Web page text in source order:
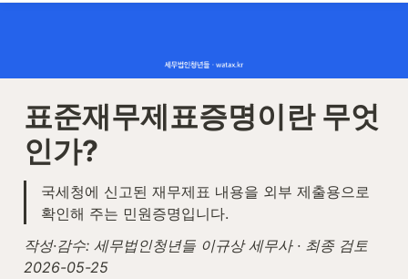
표준재무제표증명이란 무엇
인가?
국세청에 신고된 재무제표 내용을 외부 제출용으로
확인해 주는 민원증명입니다.
작성·감수: 세무법인청년들 이규상 세무사 · 최종 검토
2026-05-25